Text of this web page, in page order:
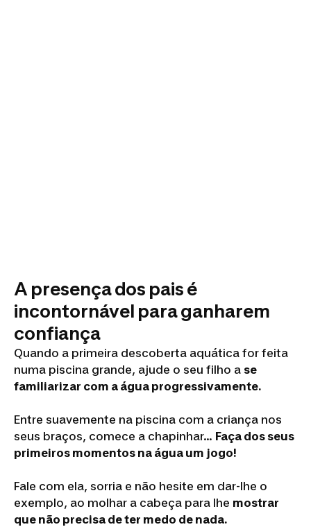
A presença dos pais é
incontornável para ganharem
confiança
Quando a primeira descoberta aquática for feita
numa piscina grande, ajude o seu filho a se
familiarizar com a água progressivamente.
Entre suavemente na piscina com a criança nos
seus braços, comece a chapinhar… Faça dos seus
primeiros momentos na água um jogo!
Fale com ela, sorria e não hesite em dar-lhe o
exemplo, ao molhar a cabeça para lhe mostrar
que não precisa de ter medo de nada.